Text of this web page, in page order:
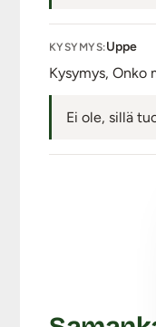
KYSYMYS:Uppe
Kysymys, Onko
Ei ole, sillä